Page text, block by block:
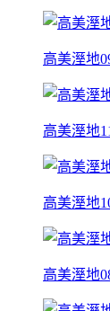
高美溼地
高美溼地
高美溼地
高美溼地